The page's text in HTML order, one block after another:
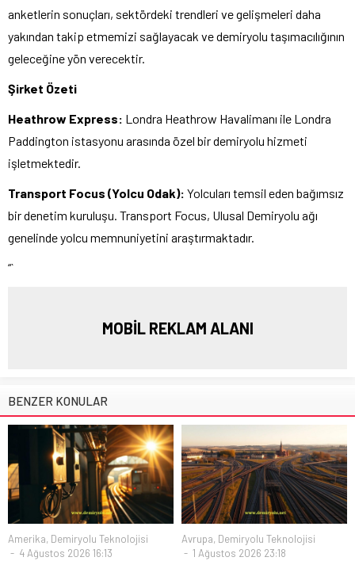
anketlerin sonuçları, sektördeki trendleri ve gelişmeleri daha
yakından takip etmemizi sağlayacak ve demiryolu taşımacılığının
geleceğine yön verecektir.
Şirket Özeti
Heathrow Express: Londra Heathrow Havalimanı ile Londra
Paddington istasyonu arasında özel bir demiryolu hizmeti
işletmektedir.
Transport Focus (Yolcu Odak): Yolcuları temsil eden bağımsız
bir denetim kuruluşu. Transport Focus, Ulusal Demiryolu ağı
genelinde yolcu memnuniyetini araştırmaktadır.
“`
MOBİL REKLAM ALANI
BENZER KONULAR
Amerika, Demiryolu Teknolojisi
4 Ağustos 2026 16:13
Avrupa, Demiryolu Teknolojisi
1 Ağustos 2026 23:18